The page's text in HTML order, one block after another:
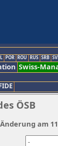
POR ROU RUS SRB
Swiss-
ÖSB
am